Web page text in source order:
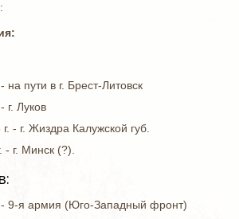
на пути в г. Брест-Литовск
г. Луков
- г. Жиздра Калужской губ.
- г. Минск (?).
- 9-я армия (Юго-Западный фронт)